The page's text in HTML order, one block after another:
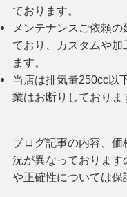
ております。
メンテナンスご依頼
ており、カスタムや加
ます。
当店は排気量250cc以
業はお断りしておりま
ブログ記事の内容、
況が異なっておりま
や正確性については保